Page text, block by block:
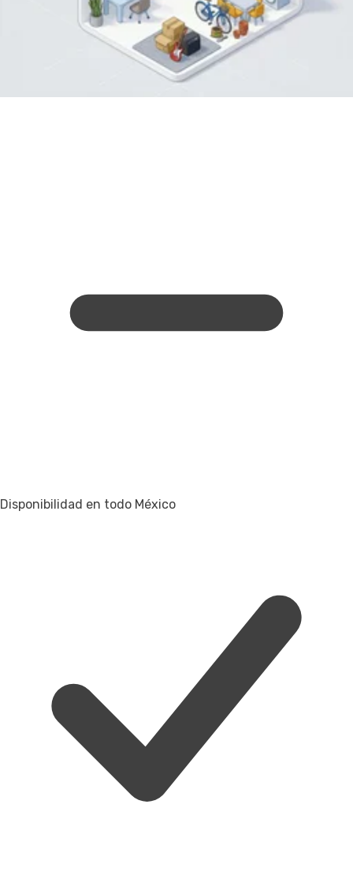
Disponibilidad en todo México